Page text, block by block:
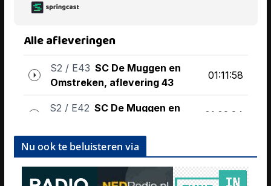
Nu ook te beluisteren via